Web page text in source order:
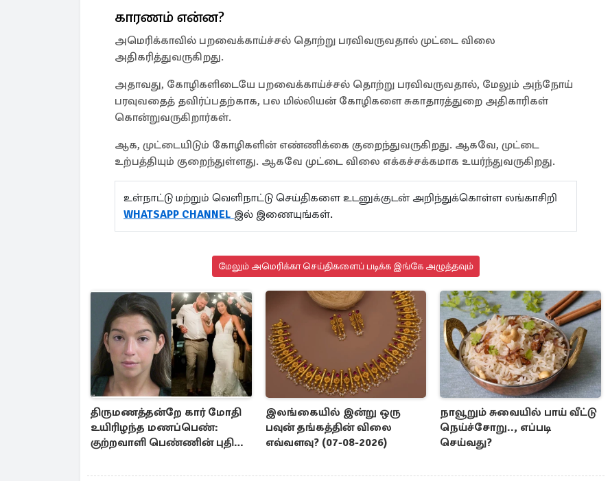
காரணம் என்ன?
அமெரிக்காவில் பறவைக்காய்ச்சல் தொற்று பரவிவருவதால் முட்டை விலை
அதிகரித்துவருகிறது.
அதாவது, கோழிகளிடையே பறவைக்காய்ச்சல் தொற்று பரவிவருவதால், மேலும் அந்நோய்
பரவுவதைத் தவிர்ப்பதற்காக, பல மில்லியன் கோழிகளை சுகாதாரத்துறை அதிகாரிகள்
கொன்றுவருகிறார்கள்.
ஆக, முட்டையிடும் கோழிகளின் எண்ணிக்கை குறைந்துவருகிறது. ஆகவே, முட்டை
உற்பத்தியும் குறைந்துள்ளது. ஆகவே முட்டை விலை எக்கச்சக்கமாக உயர்ந்துவருகிறது.
உள்நாட்டு மற்றும் வெளிநாட்டு செய்திகளை உடனுக்குடன் அறிந்துக்கொள்ள லங்காசிறி
WHATSAPP CHANNEL இல் இணையுங்கள்.
மேலும் அமெரிக்கா செய்திகளைப் படிக்க இங்கே அழுத்தவும்
திருமணத்தன்றே கார் மோதி
உயிரிழந்த மணப்பெண்:
குற்றவாளி பெண்ணின் புதிய
இலங்கையில் இன்று ஒரு
பவுன் தங்கத்தின் விலை
எவ்வளவு? (07-08-2026)
நாவூறும் சுவையில் பாய் வீட்டு
நெய்ச்சோறு.., எப்படி
செய்வது?